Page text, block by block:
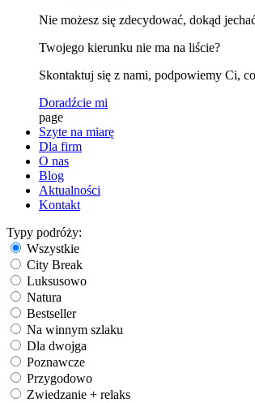
Nie możesz się zdecydować, dokąd
Twojego kierunku nie ma na liście?
Skontaktuj się z nami, podpowiemy Ci,
Doradźcie mi
page
Szyte na miarę
Dla firm
O nas
Blog
Aktualności
Kontakt
Typy podróży:
Wszystkie
City Break
Luksusowo
Natura
Bestseller
Na winnym szlaku
Dla dwojga
Poznawcze
Przygodowo
Zwiedzanie + relaks